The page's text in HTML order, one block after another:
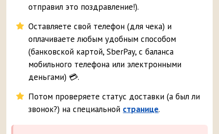
отправил это поздравление!).
Оставляете свой телефон (для чека) и
оплачиваете любым удобным способом
(банковской картой, SberPay, с баланса
мобильного телефона или электронными
деньгами) 💳.
Потом проверяете статус доставки (а был ли
звонок?) на специальной странице.